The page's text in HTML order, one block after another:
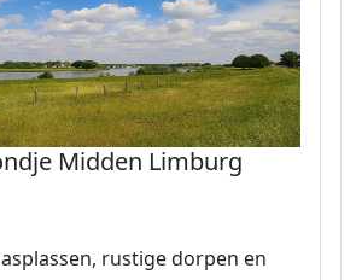
Midden Limburg
rustige dorpen en